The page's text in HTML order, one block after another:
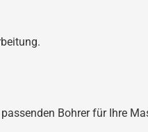
Bohrer für Ihre